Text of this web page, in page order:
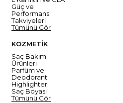
Güç ve
Performans
Takviyeleri
Tümünü Gör
KOZMETİK
Saç Bakım
Ürünleri
Parfüm ve
Deodorant
Highlighter
Saç Boyası
Tümünü Gör